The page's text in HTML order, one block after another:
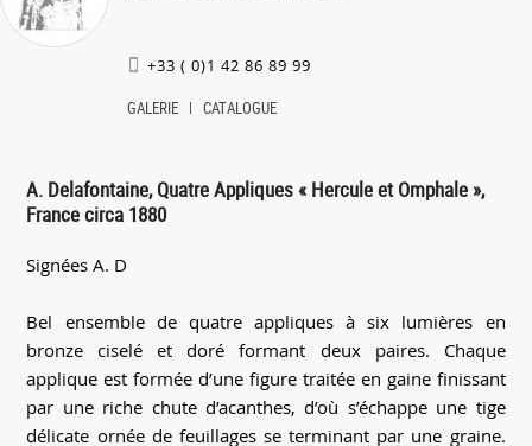
+33 ( 0)1 42 86 89 99
GALERIE CATALOGUE
A. Delafontaine, Quatre Appliques « Hercule et Omphale »,
France circa 1880
Signées A. D
Bel ensemble de quatre appliques à six lumières en
bronze ciselé et doré formant deux paires. Chaque
applique est formée d’une figure traitée en gaine finissant
par une riche chute d’acanthes, d’où s’échappe une tige
délicate ornée de feuillages se terminant par une graine.